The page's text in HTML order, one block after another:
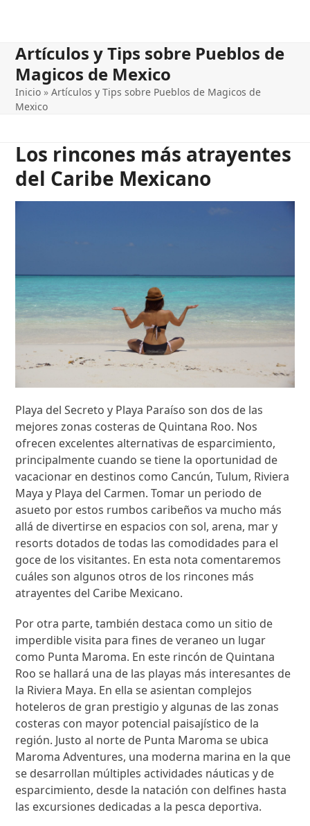
Artículos y Tips sobre Pueblos de
Magicos de Mexico
Inicio »Artículos y Tips sobre Pueblos de Magicos de
Mexico
Los rincones más atrayentes
del Caribe Mexicano
Playa del Secreto y Playa Paraíso son dos de las
mejores zonas costeras de Quintana Roo. Nos
ofrecen excelentes alternativas de esparcimiento,
principalmente cuando se tiene la oportunidad de
vacacionar en destinos como Cancún, Tulum, Riviera
Maya y Playa del Carmen. Tomar un periodo de
asueto por estos rumbos caribeños va mucho más
allá de divertirse en espacios con sol, arena, mar y
resorts dotados de todas las comodidades para el
goce de los visitantes. En esta nota comentaremos
cuáles son algunos otros de los rincones más
atrayentes del Caribe Mexicano.
Por otra parte, también destaca como un sitio de
imperdible visita para fines de veraneo un lugar
como Punta Maroma. En este rincón de Quintana
Roo se hallará una de las playas más interesantes de
la Riviera Maya. En ella se asientan complejos
hoteleros de gran prestigio y algunas de las zonas
costeras con mayor potencial paisajístico de la
región. Justo al norte de Punta Maroma se ubica
Maroma Adventures, una moderna marina en la que
se desarrollan múltiples actividades náuticas y de
esparcimiento, desde la natación con delfines hasta
las excursiones dedicadas a la pesca deportiva.